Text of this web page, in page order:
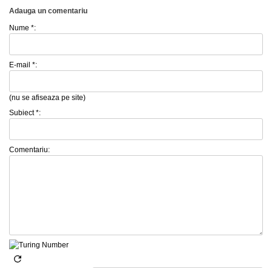
Adauga un comentariu
Nume *:
E-mail *:
(nu se afiseaza pe site)
Subiect *:
Comentariu: